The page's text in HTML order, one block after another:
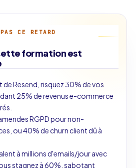
CE RETARD
formation est
de Resend, risquez 30% de vos
25% de revenus e-commerce
RGPD pour non-
ou 40% de churn client dû à
à millions d'emails/jour avec
stagnez à 60%, sabotant